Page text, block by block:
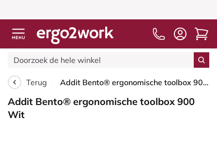
Terug Addit Bento® ergonomische toolbox 900 Wit
Addit Bento® ergonomische toolbox 900
Wit